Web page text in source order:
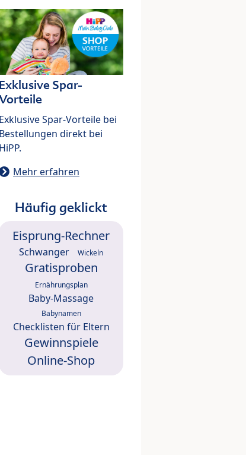
Exklusive Spar-
Exklusive Spar-Vorteile bei
Bestellungen direkt bei
HiPP.
Mehr erfahren
Häufig geklickt
Eisprung-Rechner
Schwanger Wickeln
Gratisproben
Ernährungsplan
Baby-Massage
Babynamen
Checklisten für Eltern
Gewinnspiele
Online-Shop